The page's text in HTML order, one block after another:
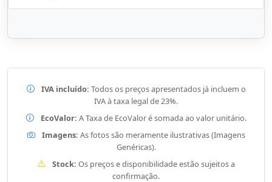
IVA incluído: Todos os preços apresentados já incluem o
IVA à taxa legal de 23%.
EcoValor: A Taxa de EcoValor é somada ao valor unitário.
Imagens: As fotos são meramente ilustrativas (Imagens
Genéricas).
Stock: Os preços e disponibilidade estão sujeitos a
confirmação.